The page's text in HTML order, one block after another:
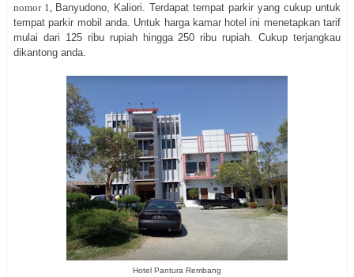
nomor 1, Banyudono, Kaliori. Terdapat tempat parkir yang cukup untuk
tempat parkir mobil anda. Untuk harga kamar hotel ini menetapkan tarif
mulai dari 125 ribu rupiah hingga 250 ribu rupiah. Cukup terjangkau
dikantong anda.
Hotel Pantura Rembang